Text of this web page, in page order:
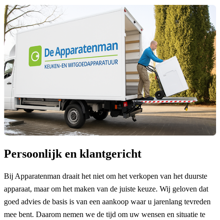
Persoonlijk en klantgericht
Bij Apparatenman draait het niet om het verkopen van het duurste
apparaat, maar om het maken van de juiste keuze. Wij geloven dat
goed advies de basis is van een aankoop waar u jarenlang tevreden
mee bent. Daarom nemen we de tijd om uw wensen en situatie te